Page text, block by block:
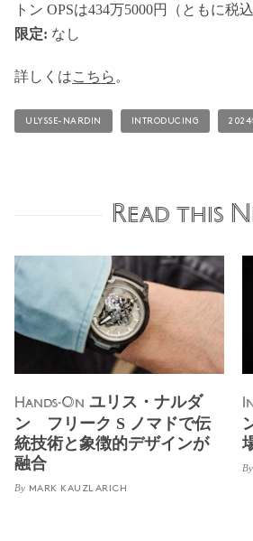
トン OPSは434万5000円（ともに税込
限定: なし
詳しくはこちら 。
ULYSSE-NARDIN INTRODUCING 2024
Read this
Hands-On ユリス・ナルダ
ン フリーク S ノマドで伝
統技術と象徴的デザインが
融合
By MARK KAUZLARICH
By